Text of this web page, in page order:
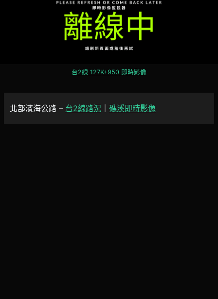
台2線 127K+950 即時影像
北部濱海公路 – 台2線路況 礁溪即時影像